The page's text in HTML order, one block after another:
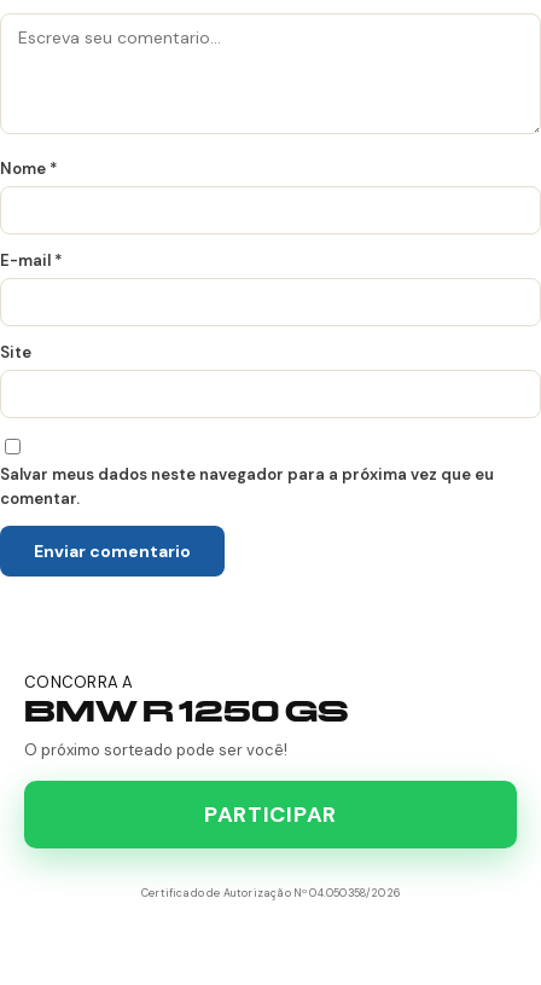
Nome *
E-mail *
Site
Salvar meus dados neste navegador para a próxima vez que eu
comentar.
CONCORRA A
BMW R 1250 GS
O próximo sorteado pode ser você!
PARTICIPAR
Certificado de Autorização Nº 04.050358/2026